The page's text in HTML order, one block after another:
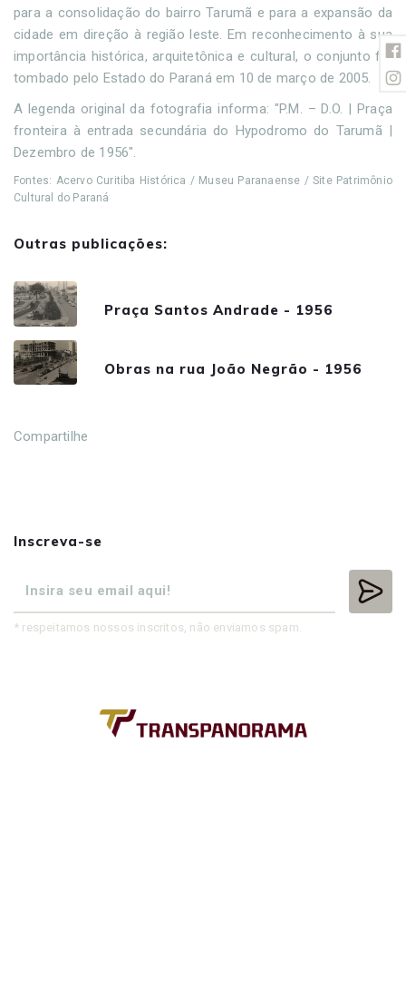
para a consolidação do bairro Tarumã e para a expansão da
cidade em direção à região leste. Em reconhecimento à sua
importância histórica, arquitetônica e cultural, o conjunto foi
tombado pelo Estado do Paraná em 10 de março de 2005.
A legenda original da fotografia informa: "P.M. – D.O. | Praça
fronteira à entrada secundária do Hypodromo do Tarumã |
Dezembro de 1956".
Fontes: Acervo Curitiba Histórica / Museu Paranaense / Site Patrimônio
Cultural do Paraná
Outras publicações:
Praça Santos Andrade - 1956
Obras na rua João Negrão - 1956
Compartilhe
Inscreva-se
* respeitamos nossos inscritos, não enviamos spam.